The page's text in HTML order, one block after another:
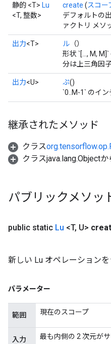
静的 <T> Lu
<T, 整数>
create (スコー
デフォルトの
ァクトリ メソ
出力<T> ル （）
形状 `[..., M,
分は上三角因
出力<U> ぷ()
`0..M-1` のイ
継承されたメソッド
クラス
クラスjava.lang.Objectか
パブリックメソッ
public static Lu <T, U>
新しい Lu オペレーション
パラメーター
範囲 現在のスコープ
入力 最も内側の 2 次元が